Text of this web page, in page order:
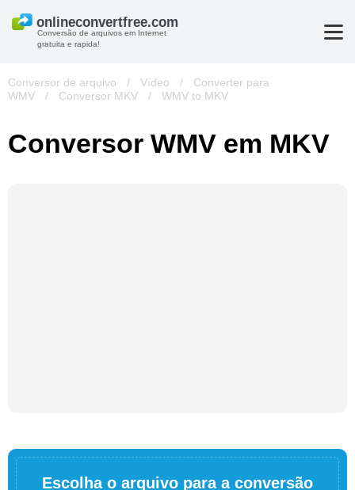
Conversão de arquivos em Internet
gratuita e rapida!
Conversor de arquivo / Vídeo /
Converter para
WMV
/ Conversor MKV / WMV to MKV
Conversor WMV em MKV
Escolha o arquivo para a conversão